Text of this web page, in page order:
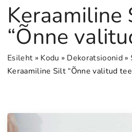
Keraamiline
“Õnne
Esileht » Kodu » Dekoratsioonid»
Keraamiline Silt “Õnne valitud